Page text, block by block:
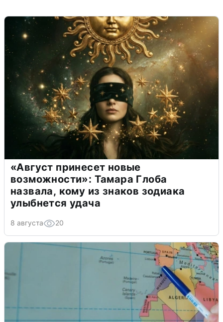
«Август принесет новые
возможности»: Тамара Глоба
назвала, кому из знаков зодиака
улыбнется удача
8 августа 20